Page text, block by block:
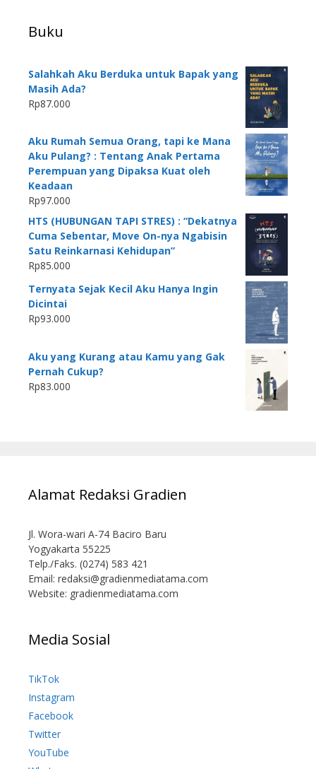
Buku
Salahkah Aku Berduka untuk Bapak yang
Masih Ada?
Rp87.000
Aku Rumah Semua Orang, tapi ke Mana
Aku Pulang? : Tentang Anak Pertama
Perempuan yang Dipaksa Kuat oleh
Keadaan
Rp97.000
HTS (HUBUNGAN TAPI STRES) : “Dekatnya
Cuma Sebentar, Move On-nya Ngabisin
Satu Reinkarnasi Kehidupan”
Rp85.000
Ternyata Sejak Kecil Aku Hanya Ingin
Dicintai
Rp93.000
Aku yang Kurang atau Kamu yang Gak
Pernah Cukup?
Rp83.000
Alamat Redaksi Gradien
Jl. Wora-wari A-74 Baciro Baru
Yogyakarta 55225
Telp./Faks. (0274) 583 421
Email: redaksi@gradienmediatama.com
Website: gradienmediatama.com
Media Sosial
TikTok
Instagram
Facebook
Twitter
YouTube